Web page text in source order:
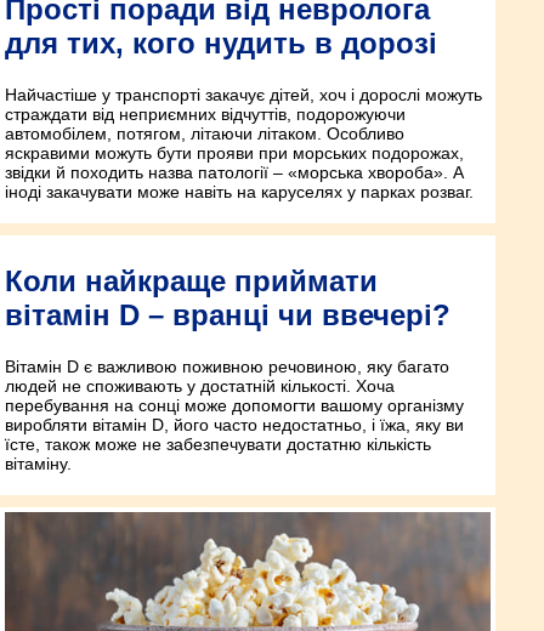
Прості поради від невролога
для тих, кого нудить в дорозі
Найчастіше у транспорті закачує дітей, хоч і дорослі можуть
страждати від неприємних відчуттів, подорожуючи
автомобілем, потягом, літаючи літаком. Особливо
яскравими можуть бути прояви при морських подорожах,
звідки й походить назва патології – «морська хвороба». А
іноді закачувати може навіть на каруселях у парках розваг.
Коли найкраще приймати
вітамін D – вранці чи ввечері?
Вітамін D є важливою поживною речовиною, яку багато
людей не споживають у достатній кількості. Хоча
перебування на сонці може допомогти вашому організму
виробляти вітамін D, його часто недостатньо, і їжа, яку ви
їсте, також може не забезпечувати достатню кількість
вітаміну.